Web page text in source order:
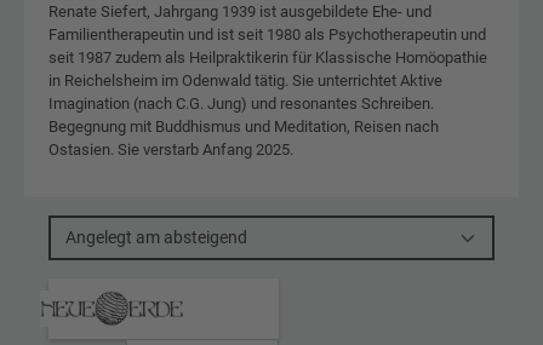
Renate Siefert, Jahrgang 1939 ist ausgebildete Ehe- und
Familientherapeutin und ist seit 1980 als Psychotherapeutin und
seit 1987 zudem als Heilpraktikerin für Klassische Homöopathie
in Reichelsheim im Odenwald tätig. Sie unterrichtet Aktive
Imagination (nach C.G. Jung) und resonantes Schreiben.
Begegnung mit Buddhismus und Meditation, Reisen nach
Ostasien. Sie verstarb Anfang 2025.
Angelegt am absteigend